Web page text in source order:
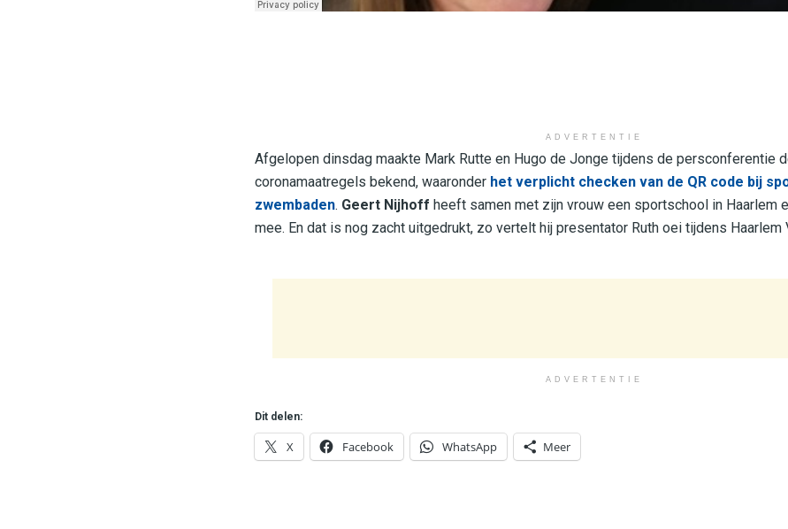
ADVERTENTIE
Afgelopen dinsdag maakte Mark Rutte en Hugo de Jonge tijdens de persconferentie
coronamaatregels bekend, waaronder het verplicht checken van de QR code bij
zwembaden. Geert Nijhoff heeft samen met zijn vrouw een sportschool in Haarlem
mee. En dat is nog zacht uitgedrukt, zo vertelt hij presentator Ruth oei tijdens Haarlem
ADVERTENTIE
Dit delen:
X Facebook WhatsApp Meer